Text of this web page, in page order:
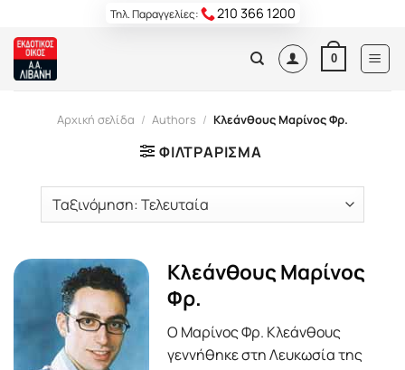
content
Τηλ. Παραγγελίες: 210 366 1200
0
Αρχική σελίδα / Authors / Κλεάνθους Μαρίνος Φρ.
ΦΙΛΤΡΆΡΙΣΜΑ
Κλεάνθους Μαρίνος
Φρ.
Ο Μαρίνος Φρ. Κλεάνθους
γεννήθηκε στη Λευκωσία της